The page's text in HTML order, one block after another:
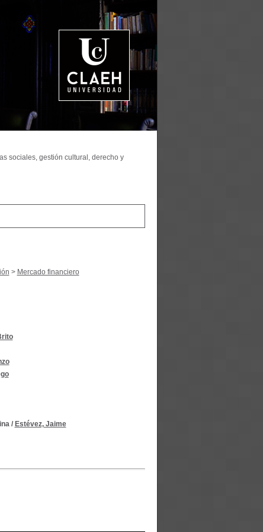
> Mercado financiero
/ Estévez, Jaime
sociales, gestión cultural, derecho y